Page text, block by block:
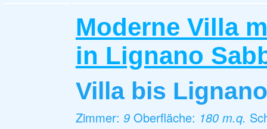
Moderne Villa
in Lignano
Villa bis
Zimmer: 9 Oberfläche: 180 m.q.